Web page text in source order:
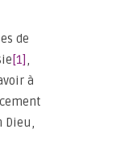
de
[1] ,
à
Dieu,